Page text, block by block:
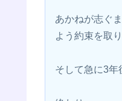
あかねが志ぐ
よう約束を取
そして急に3年